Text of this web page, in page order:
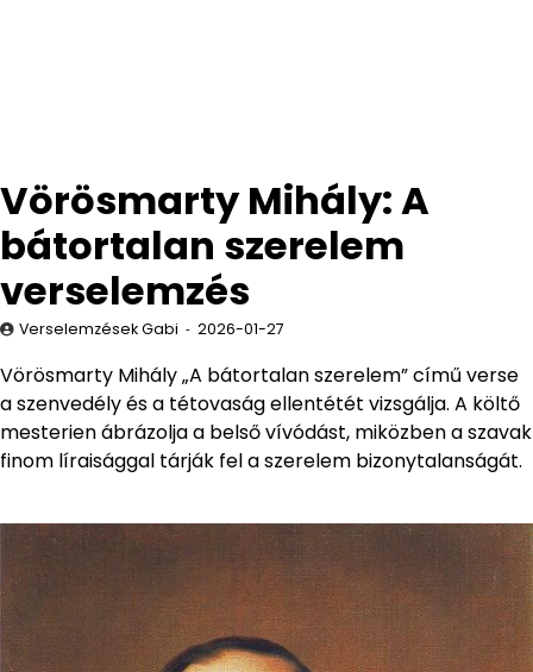
Vörösmarty Mihály: A
bátortalan szerelem
verselemzés
Verselemzések Gabi 2026-01-27
Vörösmarty Mihály „A bátortalan szerelem” című verse
a szenvedély és a tétovaság ellentétét vizsgálja. A költő
mesterien ábrázolja a belső vívódást, miközben a szavak
finom líraisággal tárják fel a szerelem bizonytalanságát.